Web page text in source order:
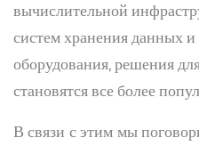
вычислительной
систем хранения данных
оборудования, решения
становятся все более
В связи с этим мы